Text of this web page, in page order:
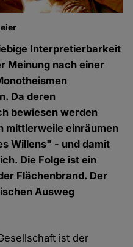
Interpretierbarkeit
Meinung nach einer
Da deren
bewiesen werden
mittlerweile einräumen
Willens" - und damit
Die Folge ist ein
Flächenbrand. Der
Ausweg
ist der